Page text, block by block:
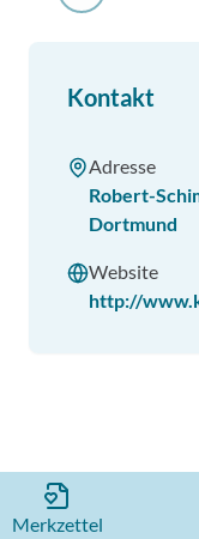
Kontakt
Adresse
Robert-
Dortmund
Website
http://
Merkzettel